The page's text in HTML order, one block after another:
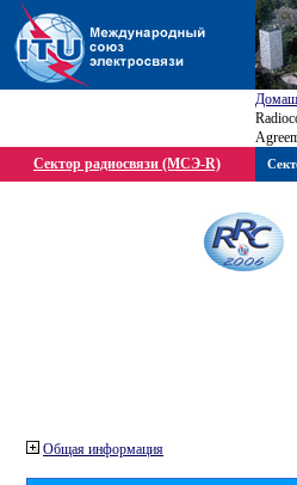
Сектор радиосвязи (МСЭ-R)
Общая информация